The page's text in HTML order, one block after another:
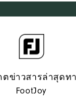
ตข่าวสารล่าสุดท
FootJoy